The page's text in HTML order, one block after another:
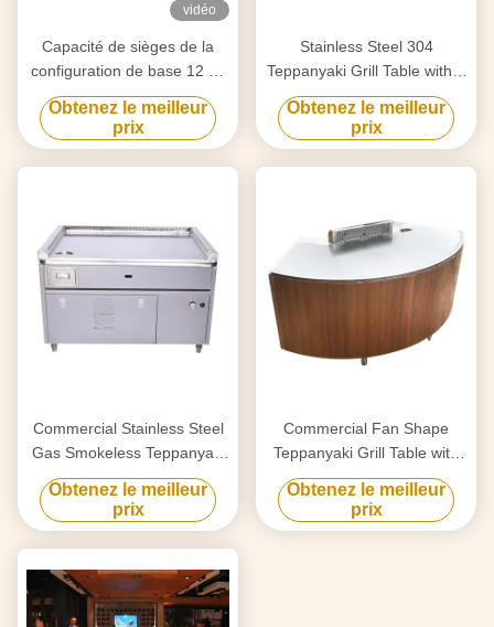
vidéo
Capacité de sièges de la
configuration de base 12 de
Tableau de gril de
Teppanyaki Hibachi de
cercle
Obtenez le meilleur
prix
Stainless Steel 304
Teppanyaki Grill Table with 8
Seats and Customized
20mm Thick Food-Grade
Special Alloy Steel
Obtenez le meilleur
prix
Commercial Stainless Steel
Gas Smokeless Teppanyaki
Grill Table with 8000W
Power and 220-240V/380V
Voltage
Obtenez le meilleur
prix
Commercial Fan Shape
Teppanyaki Grill Table with
220-240 V 380 V 8000w
Power for Restaurant &
Hotel
Obtenez le meilleur
prix